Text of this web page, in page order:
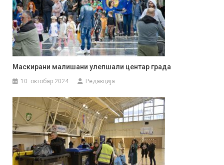
Маскирани малишани улепшали центар града
10. октобар 2024. Редакција